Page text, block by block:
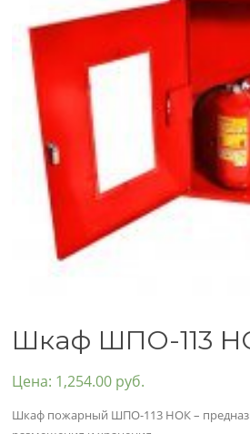
Шкаф ШПО-113
Цена: 1,254.00 руб.
Шкаф пожарный ШПО-113 НОК –